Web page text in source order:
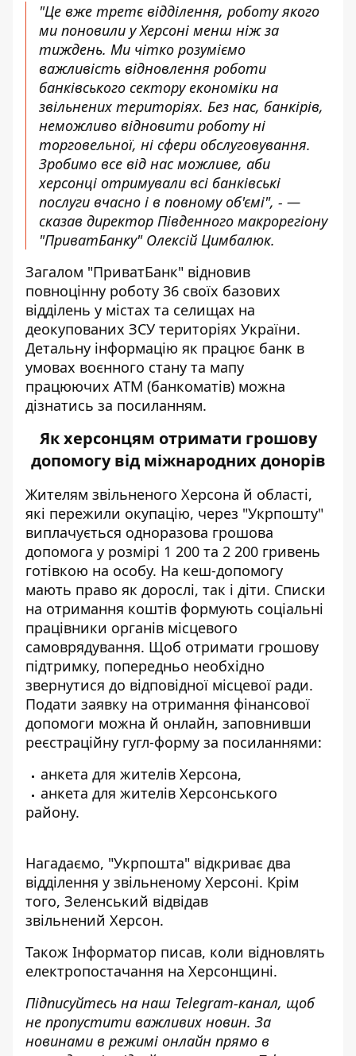
"Це вже третє відділення, роботу якого
ми поновили у Херсоні менш ніж за
тиждень. Ми чітко розуміємо
важливість відновлення роботи
банківського сектору економіки на
звільнених територіях. Без нас, банкірів,
неможливо відновити роботу ні
торговельної, ні сфери обслуговування.
Зробимо все від нас можливе, аби
херсонці отримували всі банківські
послуги вчасно і в повному об'ємі", - —
сказав директор Південного макрорегіону
"ПриватБанку" Олексій Цимбалюк.
Загалом "ПриватБанк" відновив
повноцінну роботу 36 своїх базових
відділень у містах та селищах на
деокупованих ЗСУ територіях України.
Детальну інформацію як працює банк в
умовах воєнного стану та мапу
працюючих АТМ (банкоматів) можна
дізнатись за посиланням.
Як херсонцям отримати грошову
допомогу від міжнародних донорів
Жителям звільненого Херсона й області,
які пережили окупацію, через "Укрпошту"
виплачується одноразова грошова
допомога у розмірі 1 200 та 2 200 гривень
готівкою на особу. На кеш-допомогу
мають право як дорослі, так і діти. Списки
на отримання коштів формують соціальні
працівники органів місцевого
самоврядування. Щоб отримати грошову
підтримку, попередньо необхідно
звернутися до відповідної місцевої ради.
Подати заявку на отримання фінансової
допомоги можна й онлайн, заповнивши
реєстраційну гугл-форму за посиланнями:
анкета для жителів Херсона,
анкета для жителів Херсонського
району.
Нагадаємо, "Укрпошта" відкриває два
відділення у звільненому Херсоні. Крім
того, Зеленський відвідав
звільнений Херсон.
Також Інформатор писав, коли відновлять
електропостачання на Херсонщині.
Підписуйтесь на наш Telegram-канал, щоб
не пропустити важливих новин. За
новинами в режимі онлайн прямо в